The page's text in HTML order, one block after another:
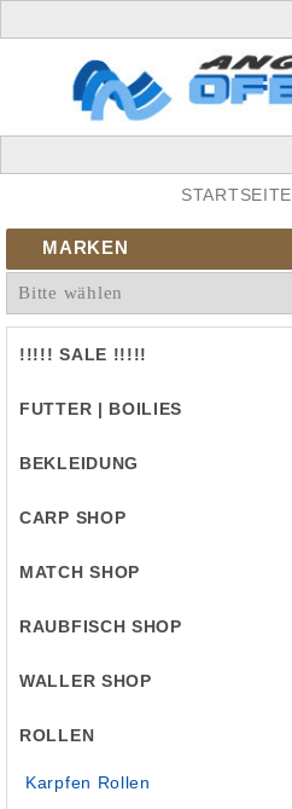
STARTSEITE
MARKEN
!!!!! SALE !!!!!
FUTTER | BOILIES
BEKLEIDUNG
CARP SHOP
MATCH SHOP
RAUBFISCH SHOP
WALLER SHOP
ROLLEN
Karpfen Rollen